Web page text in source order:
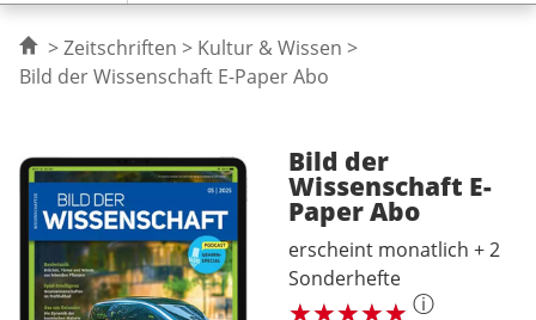
Zeitschriften
Kultur & Wissen
Bild der Wissenschaft E-Paper Abo
Bild der
Wissenschaft E-
PaperAbo
erscheint monatlich + 2
Sonderhefte
ⓘ